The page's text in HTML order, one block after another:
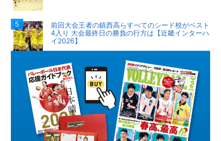
前回大会王者の鎮西高らすべてのシード校がベスト
4入り 大会最終日の勝負の行方は【近畿インターハ
イ2026】